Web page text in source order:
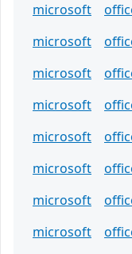
microsoft
microsoft
microsoft
microsoft
microsoft
microsoft
microsoft
microsoft